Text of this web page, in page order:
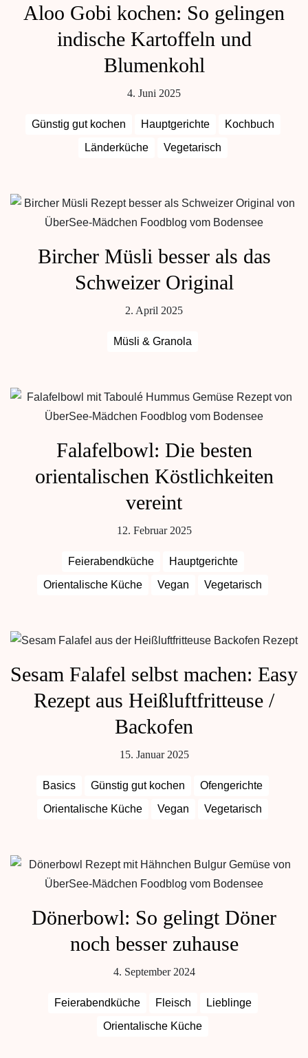
Aloo Gobi kochen: So gelingen
indische Kartoffeln und
Blumenkohl
4. Juni 2025
Günstig gut kochen Hauptgerichte
Kochbuch
Länderküche
Vegetarisch
Bircher Müsli besser als das
Schweizer Original
2. April 2025
Müsli & Granola
Falafelbowl: Die besten
orientalischen Köstlichkeiten
vereint
12. Februar 2025
Feierabendküche
Hauptgerichte
Orientalische Küche
Vegan Vegetarisch
Sesam Falafel selbst machen: Easy
Rezept aus Heißluftfritteuse /
Backofen
15. Januar 2025
Basics Günstig gut kochen
Ofengerichte
Orientalische Küche
Vegan Vegetarisch
Dönerbowl: So gelingt Döner
noch besser zuhause
4. September 2024
Feierabendküche Fleisch
Lieblinge
Orientalische Küche